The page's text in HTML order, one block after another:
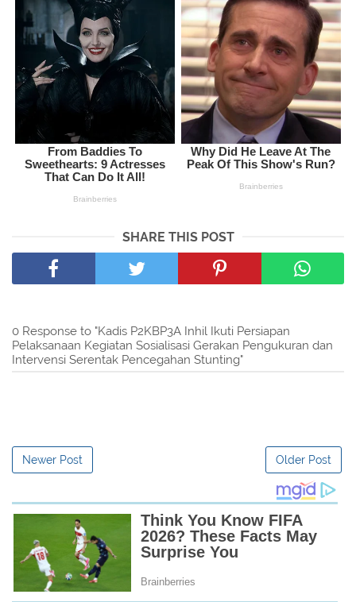
SHARE THIS POST
0 Response to "Kadis P2KBP3A Inhil Ikuti Persiapan
Pelaksanaan Kegiatan Sosialisasi Gerakan Pengukuran dan
Intervensi Serentak Pencegahan Stunting"
Newer Post Older Post